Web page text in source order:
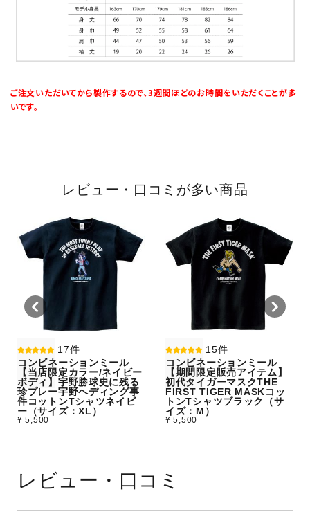
ご注文いただいてから製作するので、3週間ほどのお時間をいただくことが多
いです。
レビュー・口コミが多い商品
17件
コンビネーションミール
【当店限定カラー/ネイビー
ボディ】宇野勝球史に残る
珍プレー宇野ヘディング事
件コットンTシャツネイビ
ー（サイズ：XL）
¥ 5,500
15件
コンビネーションミール
【期間限定販売アイテム】
初代タイガーマスクTHE
FIRST TIGER MASKコッ
トンTシャツブラック（サ
イズ：M）
¥ 5,500
レビュー・口コミ